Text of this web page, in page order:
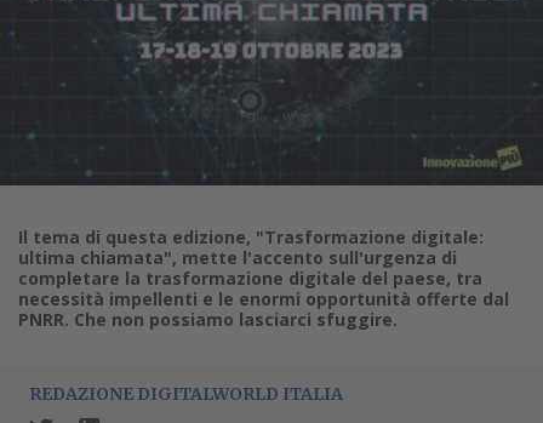
Il tema di questa edizione, "Trasformazione digitale:
ultima chiamata", mette l'accento sull'urgenza di
completare la trasformazione digitale del paese, tra
necessità impellenti e le enormi opportunità offerte dal
PNRR. Che non possiamo lasciarci sfuggire.
REDAZIONE DIGITALWORLD ITALIA